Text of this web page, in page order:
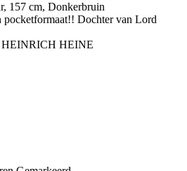
157 cm, Donkerbruin
pocketformaat!! Dochter van Lord
HEINE